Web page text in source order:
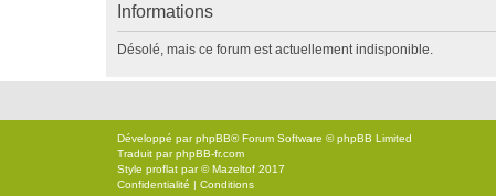
Informations
Désolé, mais ce forum est actuellement indisponible.
Développé parphpBB® Forum Software © phpBB Limited
Traduit parphpBB-fr.com
Style proflat par ©Mazeltof 2017
Confidentialité | Conditions